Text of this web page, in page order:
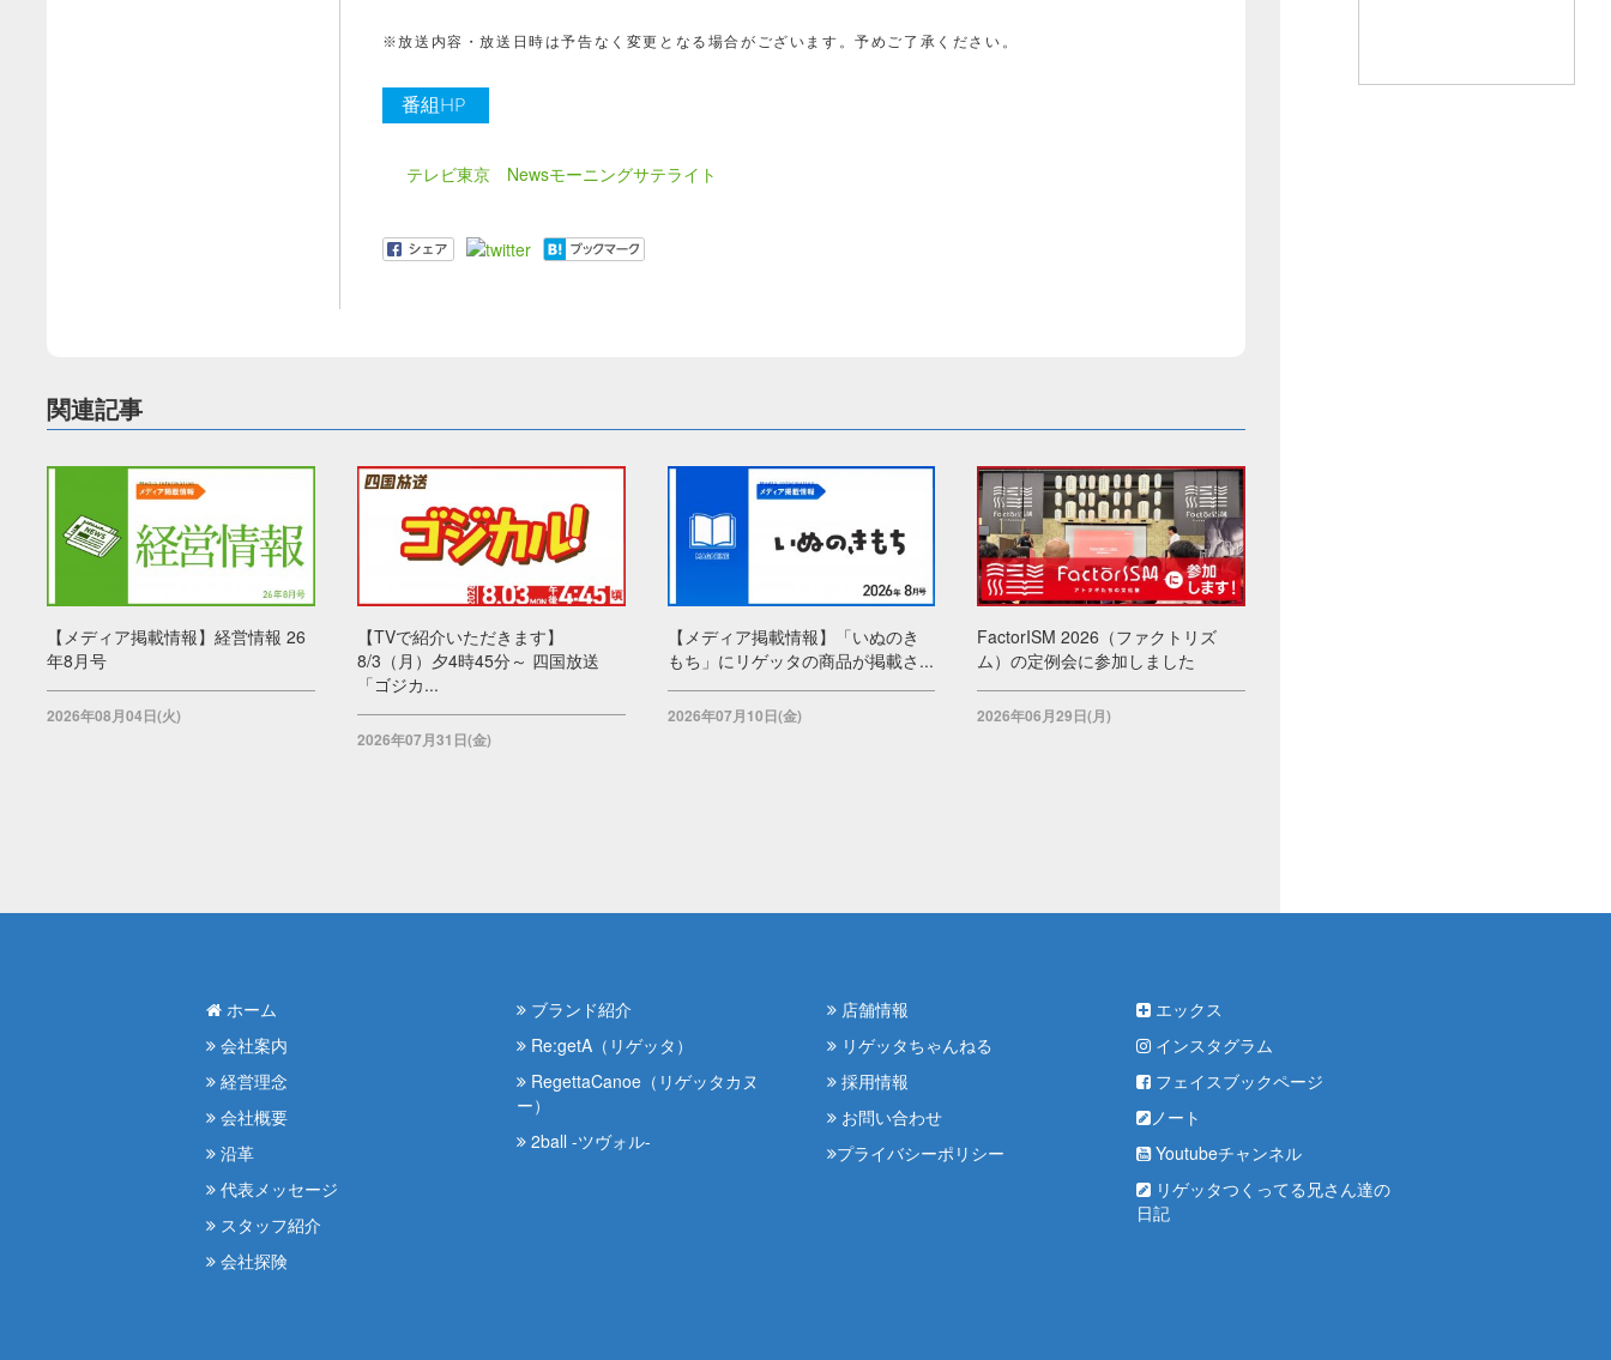
※放送内容・放送日時は予告なく変更となる場合がございます。予めご了承ください。
番組HP
テレビ東京 Newsモーニングサテライト
関連記事
【メディア掲載情報】経営情報 26
年8月号
2026年08月04日(火)
【TVで紹介いただきます】
8/3（月）夕4時45分～ 四国放送
「ゴジカ...
2026年07月31日(金)
【メディア掲載情報】「いぬのき
もち」にリゲッタの商品が掲載さ...
2026年07月10日(金)
FactorISM 2026（ファクトリズ
ム）の定例会に参加しました
2026年06月29日(月)
ホーム
会社案内
経営理念
会社概要
沿革
代表メッセージ
スタッフ紹介
会社探険
ブランド紹介
Re:getA（リゲッタ）
RegettaCanoe（リゲッタカヌ
ー）
2ball -ツヴォル-
店舗情報
リゲッタちゃんねる
採用情報
お問い合わせ
プライバシーポリシー
エックス
インスタグラム
フェイスブックページ
ノート
Youtubeチャンネル
リゲッタつくってる兄さん達の
日記